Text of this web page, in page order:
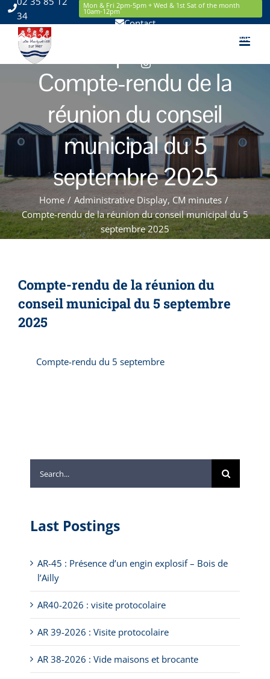
Skip
to
content
34
Mon & Fri 2pm-5pm + Wed & 1st Sat of the month
10am-12pm
Contact
2220 Route de la Mer 76119 Sainte Marguerite sur Mer
FacebookInstagram
Compte-rendu de la
réunion du conseil
municipal du 5
septembre 2025
Home / Administrative Display, CM minutes /
Compte-rendu de la réunion du conseil municipal du 5
septembre 2025
Compte-rendu de la réunion du
conseil municipal du 5 septembre
2025
Compte-rendu du 5 septembre
for:
Last Postings
AR-45 : Présence d’un engin explosif – Bois de
l’Ailly
AR40-2026 : visite protocolaire
AR 39-2026 : Visite protocolaire
AR 38-2026 : Vide maisons et brocante